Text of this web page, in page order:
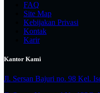
FAQ
Site Map
Kebijakan Privasi
Kontak
Karir
Kantor Kami
Jl. Sersan Bajuri no. 98 Kel.